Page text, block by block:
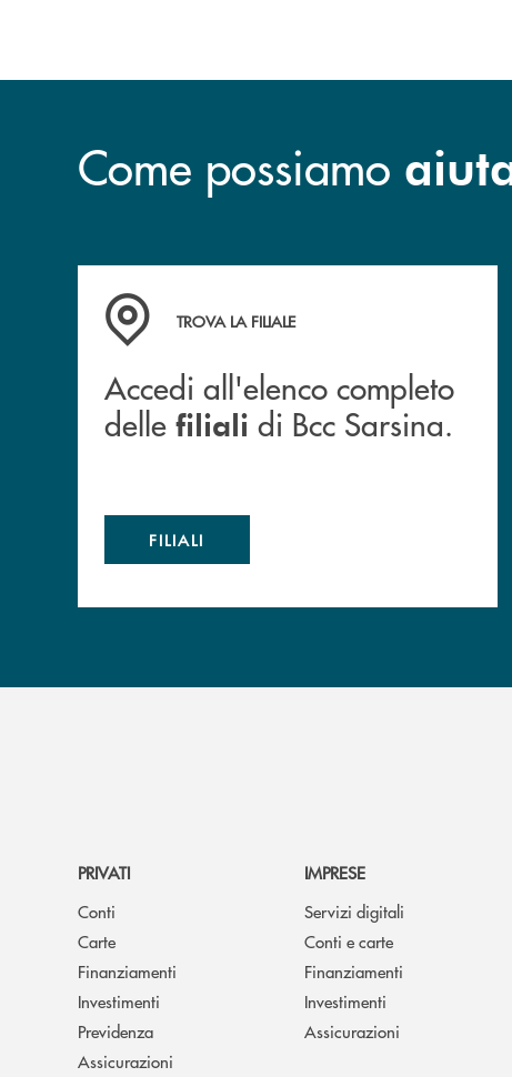
Come possiamo
Accedi all'elenco completo delle filiali di Bcc
TROVA LA FILIALE
Accedi all'elenco completo
delle filiali di Bcc Sarsina.
FILIALI
PRIVATI
Conti
Carte
Finanziamenti
Investimenti
Previdenza
Assicurazioni
IMPRESE
Servizi digitali
Conti e carte
Finanziamenti
Investimenti
Assicurazioni